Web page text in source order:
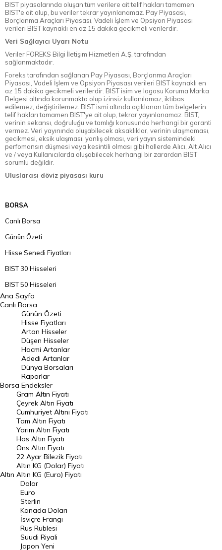
BIST piyasalarında oluşan tüm verilere ait telif hakları tamamen
BIST'e ait olup, bu veriler tekrar yayınlanamaz. Pay Piyasası,
Borçlanma Araçları Piyasası, Vadeli İşlem ve Opsiyon Piyasası
verileri BIST kaynaklı en az 15 dakika gecikmeli verilerdir.
Veri Sağlayıcı Uyarı Notu
Veriler FOREKS Bilgi İletişim Hizmetleri A.Ş. tarafından
sağlanmaktadır.
Foreks tarafından sağlanan Pay Piyasası, Borçlanma Araçları
Piyasası, Vadeli İşlem ve Opsiyon Piyasası verileri BIST kaynaklı en
az 15 dakika gecikmeli verilerdir. BIST isim ve logosu Koruma Marka
Belgesi altında korunmakta olup izinsiz kullanılamaz, iktibas
edilemez, değiştirilemez. BIST ismi altında açıklanan tüm belgelerin
telif hakları tamamen BIST'ye ait olup, tekrar yayınlanamaz. BIST,
verinin sekansı, doğruluğu ve tamlığı konusunda herhangi bir garanti
vermez. Veri yayınında oluşabilecek aksaklıklar, verinin ulaşmaması,
gecikmesi, eksik ulaşması, yanlış olması, veri yayın sistemindeki
perfomansın düşmesi veya kesintili olması gibi hallerde Alıcı, Alt Alıcı
ve / veya Kullanıcılarda oluşabilecek herhangi bir zarardan BIST
sorumlu değildir.
Uluslarası döviz piyasası kuru
BORSA
Canlı Borsa
Günün Özeti
Hisse Senedi Fiyatları
BIST 30 Hisseleri
BIST 50 Hisseleri
BIST 100 Hisseleri
En Çok Artan Hisseler
En Çok Düşen Hisseler
Hacmi Artanlar
Geçmiş Kapanışlar
Dünya Borsaları
Raporlar
Endeksler
DÖVİZ
Döviz Kuru
Dolar Kuru
Euro Kuru
Pound Kuru
Frank Kuru
Riyal Kuru
Avustralya Doları
Ana Sayfa
Canlı Borsa
Borsa
Günün Özeti
Hisse Fiyatları
Artan Hisseler
Düşen Hisseler
Hacmi Artanlar
Adedi Artanlar
Dünya Borsaları
Raporlar
Endeksler
Altın
Gram Altın Fiyatı
Çeyrek Altın Fiyatı
Cumhuriyet Altını Fiyatı
Tam Altın Fiyatı
Yarım Altın Fiyatı
Has Altın Fiyatı
Ons Altın Fiyatı
22 Ayar Bilezik Fiyatı
Altın KG (Dolar) Fiyatı
Altın KG (Euro) Fiyatı
Dolar
Euro
Sterlin
Kanada Doları
İsviçre Frangı
Rus Rublesi
Suudi Riyali
Japon Yeni